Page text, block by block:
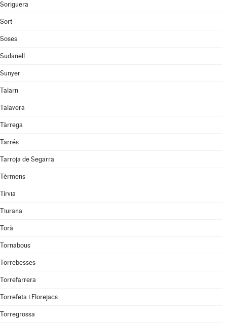
Soriguera
Sort
Soses
Sudanell
Sunyer
Talarn
Talavera
Tàrrega
Tarrés
Tarroja de Segarra
Térmens
Tírvia
Tiurana
Torà
Tornabous
Torrebesses
Torrefarrera
Torrefeta i Florejacs
Torregrossa